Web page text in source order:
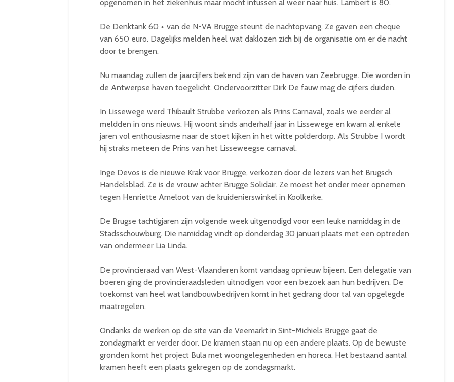
opgenomen in het ziekenhuis maar mocht intussen al weer naar huis. Lambert is 80.
De Denktank 60 + van de N-VA Brugge steunt de nachtopvang. Ze gaven een cheque
van 650 euro. Dagelijks melden heel wat daklozen zich bij de organisatie om er de nacht
door te brengen.
Nu maandag zullen de jaarcijfers bekend zijn van de haven van Zeebrugge. Die worden in
de Antwerpse haven toegelicht. Ondervoorzitter Dirk De fauw mag de cijfers duiden.
In Lissewege werd Thibault Strubbe verkozen als Prins Carnaval, zoals we eerder al
meldden in ons nieuws. Hij woont sinds anderhalf jaar in Lissewege en kwam al enkele
jaren vol enthousiasme naar de stoet kijken in het witte polderdorp. Als Strubbe I wordt
hij straks meteen de Prins van het Lisseweegse carnaval.
Inge Devos is de nieuwe Krak voor Brugge, verkozen door de lezers van het Brugsch
Handelsblad. Ze is de vrouw achter Brugge Solidair. Ze moest het onder meer opnemen
tegen Henriette Ameloot van de kruidenierswinkel in Koolkerke.
De Brugse tachtigjaren zijn volgende week uitgenodigd voor een leuke namiddag in de
Stadsschouwburg. Die namiddag vindt op donderdag 30 januari plaats met een optreden
van ondermeer Lia Linda.
De provincieraad van West-Vlaanderen komt vandaag opnieuw bijeen. Een delegatie van
boeren ging de provincieraadsleden uitnodigen voor een bezoek aan hun bedrijven. De
toekomst van heel wat landbouwbedrijven komt in het gedrang door tal van opgelegde
maatregelen.
Ondanks de werken op de site van de Veemarkt in Sint-Michiels Brugge gaat de
zondagmarkt er verder door. De kramen staan nu op een andere plaats. Op de bewuste
gronden komt het project Bula met woongelegenheden en horeca. Het bestaand aantal
kramen heeft een plaats gekregen op de zondagsmarkt.